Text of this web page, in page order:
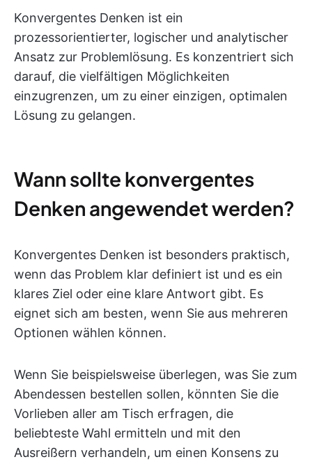
Konvergentes Denken ist ein
prozessorientierter, logischer und analytischer
Ansatz zur Problemlösung. Es konzentriert sich
darauf, die vielfältigen Möglichkeiten
einzugrenzen, um zu einer einzigen, optimalen
Lösung zu gelangen.
Wann sollte konvergentes
Denken angewendet werden?
Konvergentes Denken ist besonders praktisch,
wenn das Problem klar definiert ist und es ein
klares Ziel oder eine klare Antwort gibt. Es
eignet sich am besten, wenn Sie aus mehreren
Optionen wählen können.
Wenn Sie beispielsweise überlegen, was Sie zum
Abendessen bestellen sollen, könnten Sie die
Vorlieben aller am Tisch erfragen, die
beliebteste Wahl ermitteln und mit den
Ausreißern verhandeln, um einen Konsens zu